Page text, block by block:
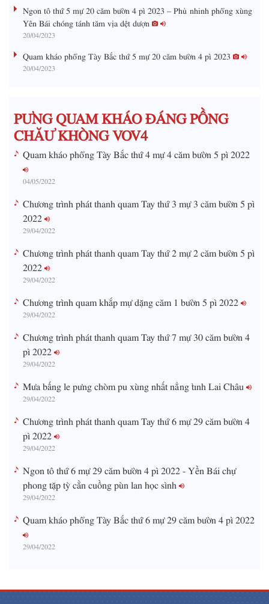
i
e
Ngon tô thứ 5 mự 20 căm bườn 4 pì 2023 – Phủ nhinh phổng xùng
Yên Bái chóng tánh tăm vịa dệt dượn
20/04/2023
Quam kháo phổng Tày Bắc thứ 5 mự 20 căm bườn 4 pì 2023
20/04/2023
PƯNG QUAM KHÁO ĐÁNG PỒNG
CHĂƯ KHÒNG VOV4
Quam kháo phổng Tày Bắc thứ 4 mự 4 căm bườn 5 pì 2022
04/05/2022
Chương trình phát thanh quam Tay thứ 3 mự 3 căm bườn 5 pì
2022
29/04/2022
Chương trình phát thanh quam Tay thứ 2 mự 2 căm bườn 5 pì
2022
29/04/2022
Chương trình quam khắp mự dặng căm 1 bườn 5 pì 2022
29/04/2022
Chương trình phát thanh quam Tay thứ 7 mự 30 căm bườn 4
pì 2022
29/04/2022
Mưa bấng le pưng chòm pu xùng nhất nẳng tỉnh Lai Châu
29/04/2022
Chương trình phát thanh quam Tay thứ 6 mự 29 căm bườn 4
pì 2022
29/04/2022
Ngon tô thứ 6 mự 29 căm bườn 4 pì 2022 - Yền Bái chự
phong tặp tỳ cằn cuồng pùn lan học sình
29/04/2022
Quam kháo phổng Tày Bắc thứ 6 mự 29 căm bườn 4 pì 2022
29/04/2022